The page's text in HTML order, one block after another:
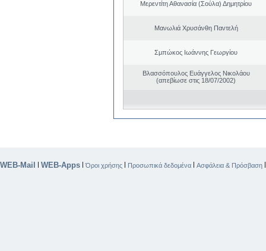
Μερεντίτη Αθανασία (Σούλα) Δημητρίου
Μανωλιά Χρυσάνθη Παντελή
Σμπώκος Ιωάννης Γεωργίου
Βλασσόπουλος Ευάγγελος Νικολάου
(απεβίωσε στις 18/07/2002)
WEB-Mail | WEB-Apps |Όροι χρήσης | Προσωπικά δεδομένα | Ασφάλεια & Πρόσβαση